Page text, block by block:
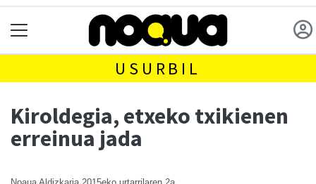
USURBIL
Kiroldegia, etxeko txikienen
erreinua jada